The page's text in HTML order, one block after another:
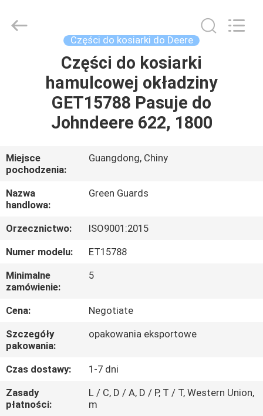
PRODUKTY
NAS
WYCIECZKA
PO
FABRYCE
KONTROLA
JAKOŚCI
SKONTAKTUJ
SIĘ
Z
NAMI
Trading
Części do kosiarki do Deere
Części do kosiarki
hamulcowej okładziny
GET15788 Pasuje do
Johndeere 622, 1800
Miejsce
pochodzenia:
Guangdong, Chiny
Nazwa
handlowa:
Green Guards
Orzecznictwo:
ISO9001:2015
Numer modelu:
ET15788
Minimalne
zamówienie:
5
Cena:
Negotiate
Szczegóły
pakowania:
opakowania eksportowe
Czas dostawy:
1-7 dni
Zasady
płatności:
L / C, D / A, D / P, T / T, Western Union,
m